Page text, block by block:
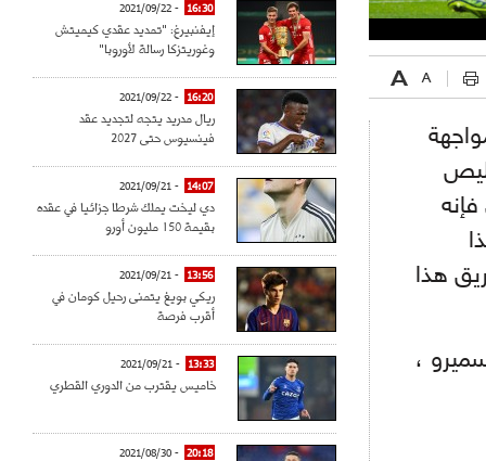
في مواجهة
هذا
،
16:30
- 2021/09/22
إيفنبيرغ: "تمديد عقدي كيميتش
وغوريتزكا رسالة لأوروبا"
16:20
- 2021/09/22
ريال مدريد يتجه لتجديد عقد
فينسيوس حتى 2027
14:07
- 2021/09/21
دي ليخت يملك شرطا جزائيا في عقده
بقيمة 150 مليون أورو
13:56
- 2021/09/21
ريكي بويغ يتمنى رحيل كومان في
أقرب فرصة
13:33
- 2021/09/21
خاميس يقترب من الدوري القطري
20:18
- 2021/08/30